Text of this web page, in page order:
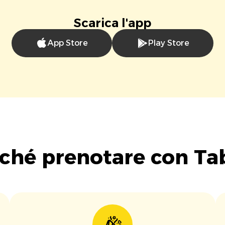
Scarica l'app
App Store Play Store
prenotare con